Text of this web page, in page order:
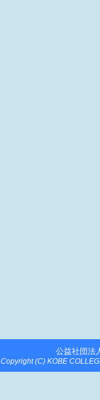
公益社団法
Copyright (C) KOBE